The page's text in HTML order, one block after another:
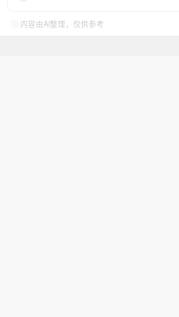
ⓘ 内容由AI整理，仅供参考